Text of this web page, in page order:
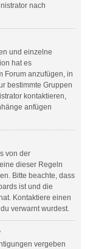
nach
und einzelne
hat es
Forum anzufügen, in
bestimmte Gruppen
kontaktieren,
anfügen
von der
dieser Regeln
Bitte beachte, dass
ist und die
Kontaktiere einen
verwarnt wurdest.
vergeben